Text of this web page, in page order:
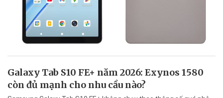
Galaxy Tab S10 FE+ năm 2026: Exynos 1580
còn đủ mạnh cho nhu cầu nào?